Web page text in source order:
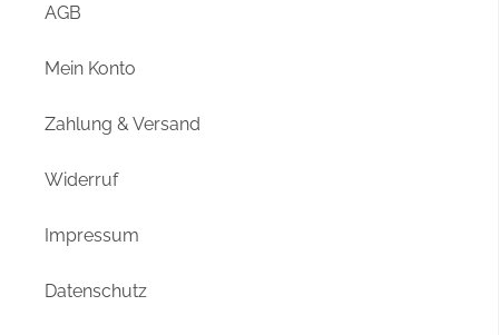
AGB
Mein Konto
Zahlung & Versand
Widerruf
Impressum
Datenschutz